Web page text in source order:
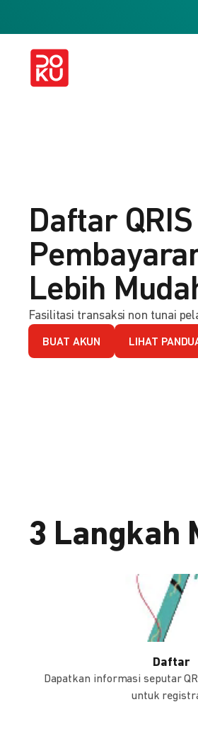
Daftar
Lebih
Fasilitasi transaksi non tunai
BUAT AKUN LIHAT
3 Langkah
Daftar
Dapatkan informasi seputar
untuk